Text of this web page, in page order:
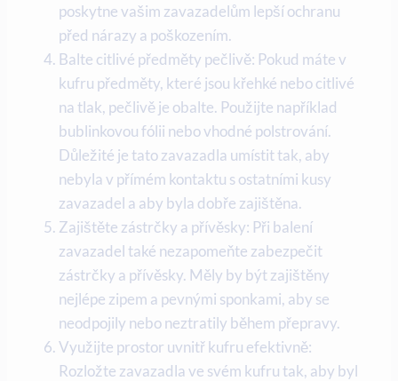
poskytne vašim zavazadelům lepší ochranu
před nárazy a poškozením.
Balte citlivé předměty pečlivě: Pokud máte v
kufru předměty, které jsou křehké nebo citlivé
na tlak, pečlivě je obalte. Použijte například
bublinkovou fólii nebo vhodné polstrování.
Důležité je tato zavazadla umístit tak, aby
nebyla v přímém kontaktu s ostatními kusy
zavazadel a aby byla dobře zajištěna.
Zajištěte zástrčky a přívěsky: Při balení
zavazadel také nezapomeňte zabezpečit
zástrčky a přívěsky. Měly by být zajištěny
nejlépe zipem a pevnými sponkami, aby se
neodpojily nebo neztratily během přepravy.
Využijte prostor uvnitř kufru efektivně:
Rozložte zavazadla ve svém kufru tak, aby byl